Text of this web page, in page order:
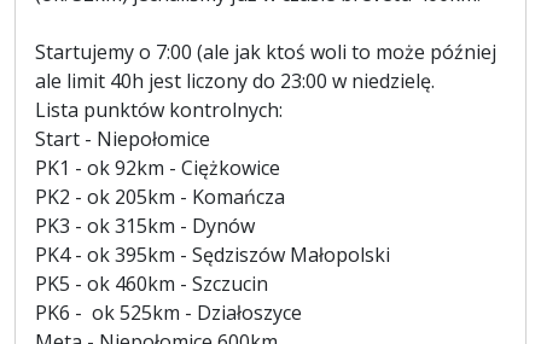
Startujemy o 7:00 (ale jak ktoś woli to może później
ale limit 40h jest liczony do 23:00 w niedzielę.
Lista punktów kontrolnych:
Start - Niepołomice
PK1 - ok 92km - Ciężkowice
PK2 - ok 205km - Komańcza
PK3 - ok 315km - Dynów
PK4 - ok 395km - Sędziszów Małopolski
PK5 - ok 460km - Szczucin
PK6 - ok 525km - Działoszyce